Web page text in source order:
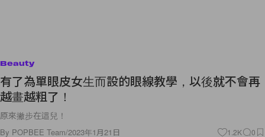
Beauty
有了為單眼皮女生而設的眼線教學，以後就不會再
越畫越粗了！
原來撇步在這兒！
By POPBEE Team/2023年1月21日 1.2K 0